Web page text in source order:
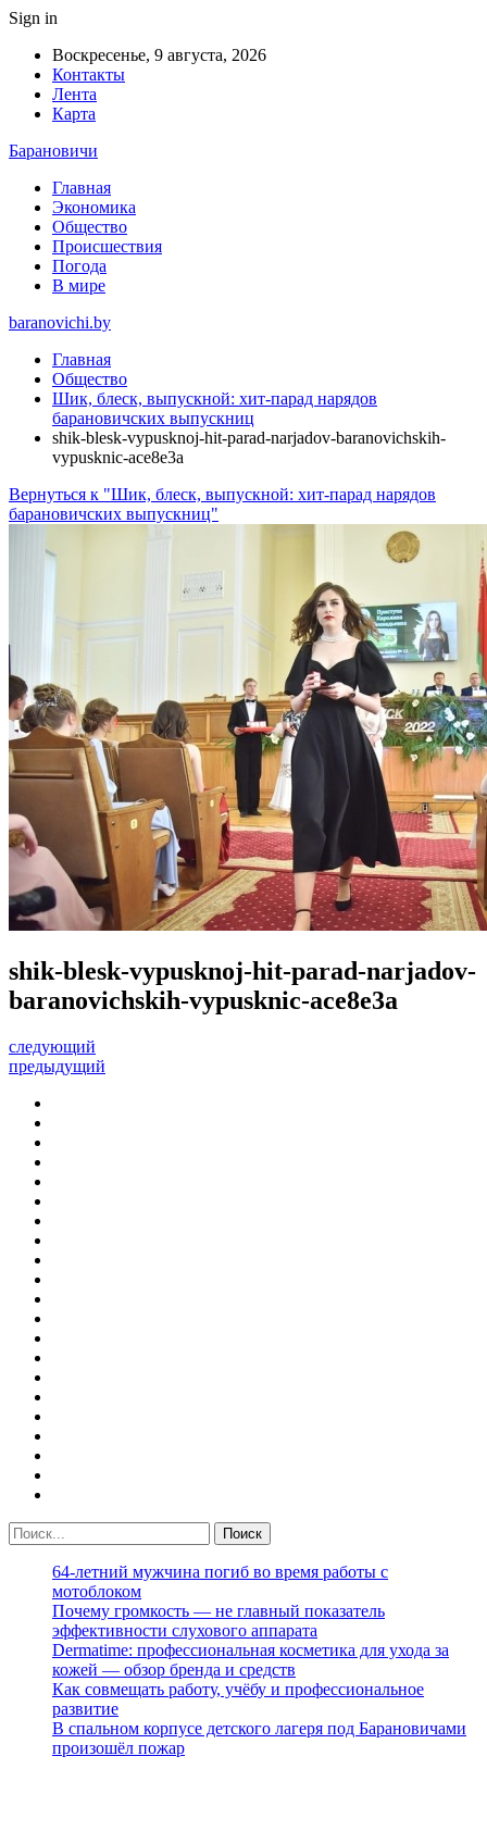
Sign in
Воскресенье, 9 августа, 2026
Контакты
Лента
Карта
Барановичи
Главная
Экономика
Общество
Происшествия
Погода
В мире
baranovichi.by
Главная
Общество
Шик, блеск, выпускной: хит-парад нарядов
барановичских выпускниц
shik-blesk-vypusknoj-hit-parad-narjadov-baranovichskih-
vypusknic-ace8e3a
Вернуться к "Шик, блеск, выпускной: хит-парад нарядов
барановичских выпускниц"
shik-blesk-vypusknoj-hit-parad-narjadov-
baranovichskih-vypusknic-ace8e3a
следующий
предыдущий
64-летний мужчина погиб во время работы с
мотоблоком
Почему громкость — не главный показатель
эффективности слухового аппарата
Dermatime: профессиональная косметика для ухода за
кожей — обзор бренда и средств
Как совмещать работу, учёбу и профессиональное
развитие
В спальном корпусе детского лагеря под Барановичами
произошёл пожар